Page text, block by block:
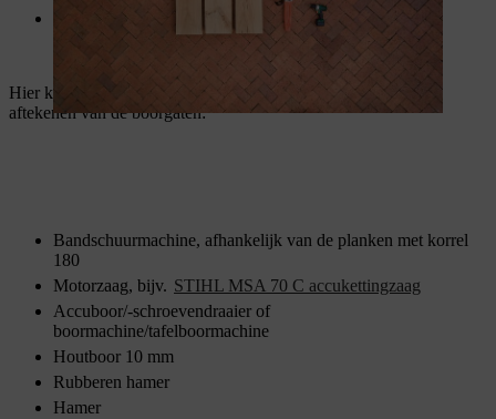
Platte kwast om te oliën
Hier kan je een mal in DIN A3-formaat downloaden voor het
aftekenen van de boorgaten:
Bandschuurmachine, afhankelijk van de planken met korrel
180
Motorzaag, bijv. STIHL MSA 70 C accukettingzaag
Accuboor/-schroevendraaier of
boormachine/tafelboormachine
Houtboor 10 mm
Rubberen hamer
Hamer